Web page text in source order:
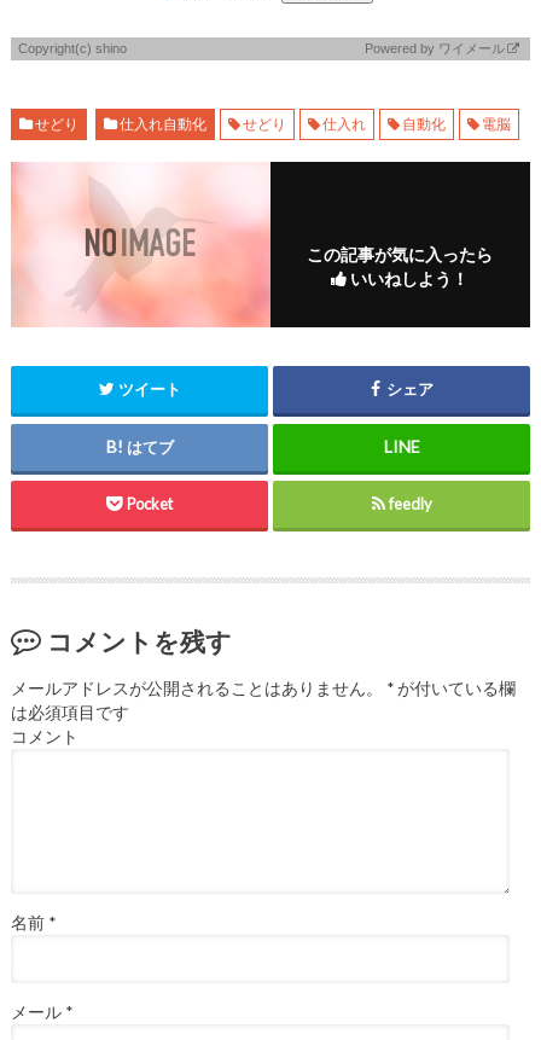
Copyright(c) shino Powered by ワイメール
せどり 仕入れ自動化 せどり 仕入れ 自動化 電脳
この記事が気に入ったら
いいねしよう！
ツイート シェア
はてブ
Pocket feedly
コメントを残す
メールアドレスが公開されることはありません。 *が付いている欄
は必須項目です
コメント
名前 *
メール *